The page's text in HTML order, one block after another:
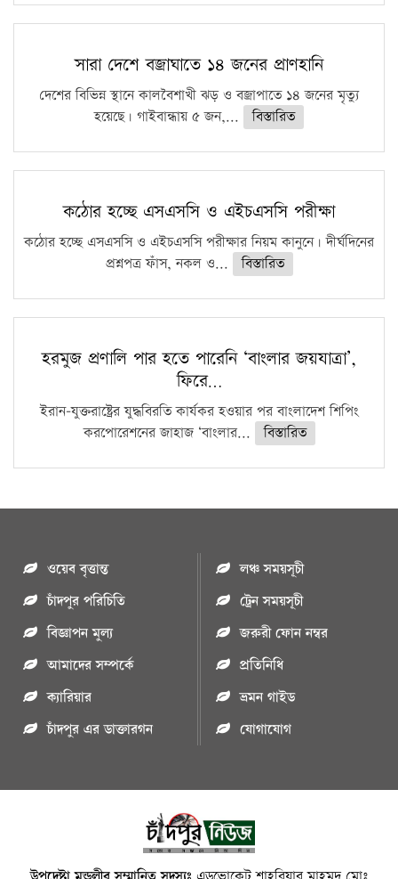
সারা দেশে বজ্রাঘাতে ১৪ জনের প্রাণহানি
দেশের বিভিন্ন স্থানে কালবৈশাখী ঝড় ও বজ্রাপাতে ১৪ জনের মৃত্যু
হয়েছে। গাইবান্ধায় ৫ জন,...
বিস্তারিত
কঠোর হচ্ছে এসএসসি ও এইচএসসি পরীক্ষা
কঠোর হচ্ছে এসএসসি ও এইচএসসি পরীক্ষার নিয়ম কানুনে। দীর্ঘদিনের
প্রশ্নপত্র ফাঁস, নকল ও...
বিস্তারিত
হরমুজ প্রণালি পার হতে পারেনি ‘বাংলার জয়যাত্রা’,
ফিরে…
ইরান-যুক্তরাষ্ট্রের যুদ্ধবিরতি কার্যকর হওয়ার পর বাংলাদেশ শিপিং
করপোরেশনের জাহাজ ‘বাংলার...
বিস্তারিত
ওয়েব বৃত্তান্ত
চাঁদপুর পরিচিতি
বিজ্ঞাপন মুল্য
আমাদের সম্পর্কে
ক্যারিয়ার
চাঁদপুর এর ডাক্তারগন
লঞ্চ সময়সূচী
ট্রেন সময়সূচী
জরুরী ফোন নম্বর
প্রতিনিধি
ভ্রমন গাইড
যোগাযোগ